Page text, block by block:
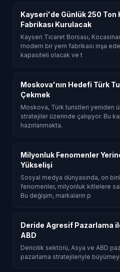
Kayseri'de Günlük 250 Ton
Fabrikası Kurulacak
Kayseri Ticaret Borsası,
modern bir yem fabrikası inşa
kapasiteli olacak ve t
Moskova'nın Hedefi Türk
Çekmek
Moskova, Türk turistleri yeniden
stratejiler üzerinde çalışıyor. Bu
hazırlanmakta.
Milyonluk Fenomenler
Yükselişi
Sosyal medya dünyasında, on
fenomenler, milyonluk kitlelere
Bu değişim, markaların p
Deride Agresif Pazarlama
ABD
Dericilik sektörü, Asya ve ABD
pazarlama stratejileriyle